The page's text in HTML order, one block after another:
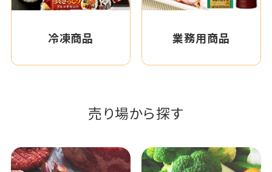
冷凍商品 業務用商品
売り場から探す